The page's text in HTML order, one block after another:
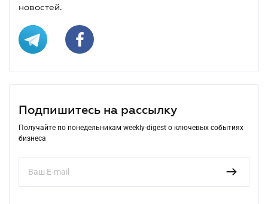
новостей.
Подпишитесь на рассылку
Получайте по понедельникам weekly-digest о ключевых событиях
бизнеса